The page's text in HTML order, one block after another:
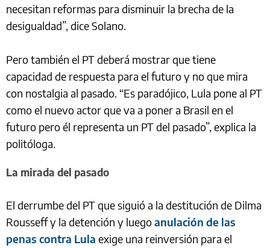
necesitan reformas para disminuir la brecha de la
desigualdad”, dice Solano.
Pero también el PT deberá mostrar que tiene
capacidad de respuesta para el futuro y no que mira
con nostalgia al pasado. “Es paradójico, Lula pone al PT
como el nuevo actor que va a poner a Brasil en el
futuro pero él representa un PT del pasado”, explica la
politóloga.
La mirada del pasado
El derrumbe del PT que siguió a la destitución de Dilma
Rousseff y la detención y luegoanulación de las
penas contra Lula exige una reinversión para el